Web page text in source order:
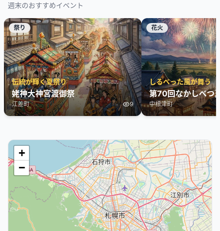
週末のおすすめイベント
祭り
伝統が輝く夏祭り
姥神大神宮渡御祭
江差町 9
花火
しるべった風が舞う
第70回なかしべつ
中標津町
+
−